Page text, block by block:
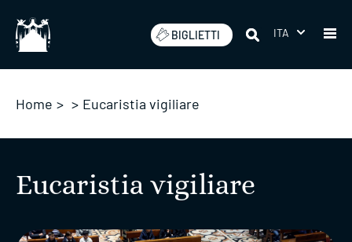
BIGLIETTI ITA
Home > > Eucaristia vigiliare
Eucaristia vigiliare